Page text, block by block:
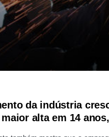
da indústria
alta em 14 anos,